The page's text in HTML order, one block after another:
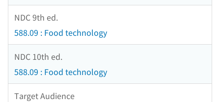
NDC 9th ed.
588.09 : Food technology
NDC 10th ed.
588.09 : Food technology
Target Audience